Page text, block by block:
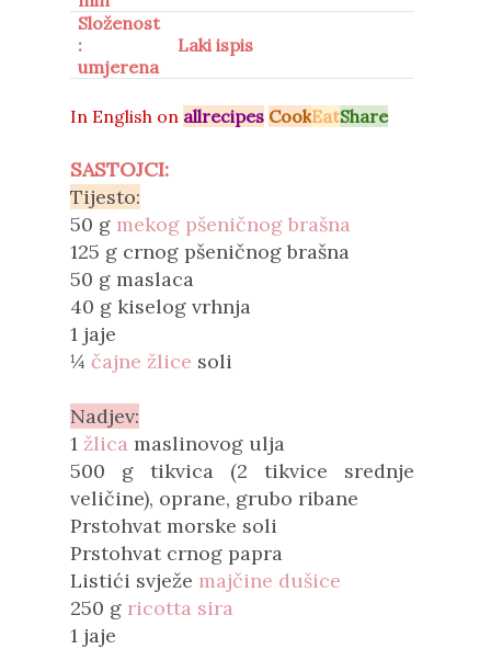
Složenost
:
umjerena
Laki ispis
In English on allrecipes CookEatShare
SASTOJCI:
Tijesto:
50 g mekog pšeničnog brašna
125 g crnog pšeničnog brašna
50 g maslaca
40 g kiselog vrhnja
1 jaje
¼ čajne žlice soli
Nadjev:
1 žlica maslinovog ulja
500 g tikvica (2 tikvice srednje
veličine), oprane, grubo ribane
Prstohvat morske soli
Prstohvat crnog papra
Listići svježe majčine dušice
250 g ricotta sira
1 jaje